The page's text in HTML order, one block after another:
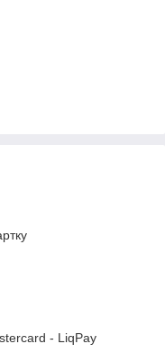
- LiqPay